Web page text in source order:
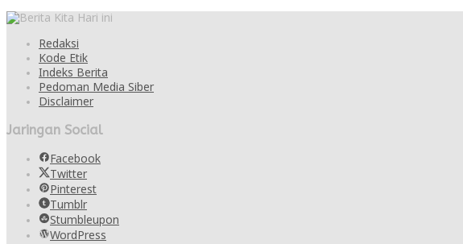
Redaksi
Kode Etik
Indeks Berita
Pedoman Media Siber
Disclaimer
Jaringan Social
Facebook
Twitter
Pinterest
Tumblr
Stumbleupon
WordPress